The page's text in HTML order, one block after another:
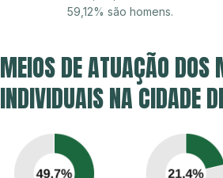
59,12% são homens.
MEIOS DE ATUAÇÃO DOS
INDIVIDUAIS NA CIDADE